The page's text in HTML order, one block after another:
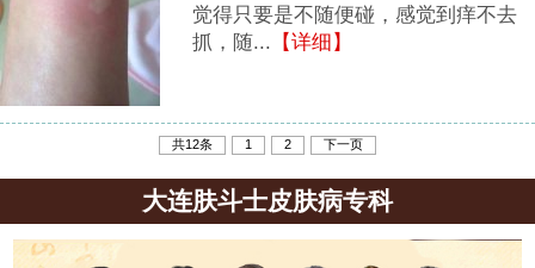
觉得只要是不随便碰，感觉到痒不去
抓，随... 【详细】
共12条 1 2 下一页
大连肤斗士皮肤病专科